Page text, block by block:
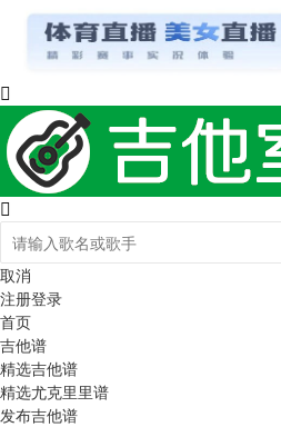
取消
注册登录
首页
吉他谱
精选吉他谱
精选尤克里里谱
发布吉他谱